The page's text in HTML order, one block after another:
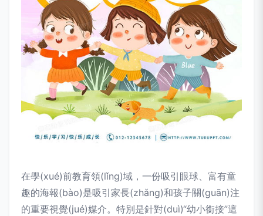
在學(xué)前教育領(lǐng)域，一份吸引眼球、富有童
趣的海報(bào)是吸引家長(zhǎng)和孩子關(guān)注
的重要視覺(jué)媒介。特別是針對(duì)“幼小銜接”這